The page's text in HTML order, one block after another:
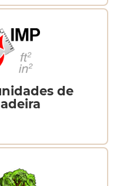
de